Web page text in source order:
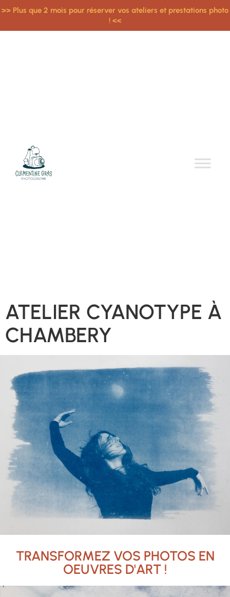
>> Plus que 2 mois pour réserver vos ateliers et prestations photo
! <<
ATELIER CYANOTYPE À
CHAMBERY
TRANSFORMEZ VOS PHOTOS EN
OEUVRES D'ART !